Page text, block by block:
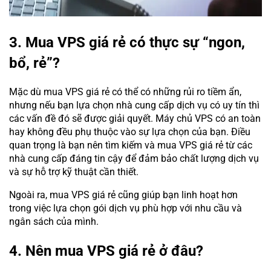
3. Mua VPS giá rẻ có thực sự “ngon,
bổ, rẻ”?
Mặc dù mua VPS giá rẻ có thể có những rủi ro tiềm ẩn,
nhưng nếu bạn lựa chọn nhà cung cấp dịch vụ có uy tín thì
các vấn đề đó sẽ được giải quyết. Máy chủ VPS có an toàn
hay không đều phụ thuộc vào sự lựa chọn của bạn. Điều
quan trọng là bạn nên tìm kiếm và mua VPS giá rẻ từ các
nhà cung cấp đáng tin cậy để đảm bảo chất lượng dịch vụ
và sự hỗ trợ kỹ thuật cần thiết.
Ngoài ra, mua VPS giá rẻ cũng giúp bạn linh hoạt hơn
trong việc lựa chọn gói dịch vụ phù hợp với nhu cầu và
ngân sách của mình.
4. Nên mua VPS giá rẻ ở đâu?